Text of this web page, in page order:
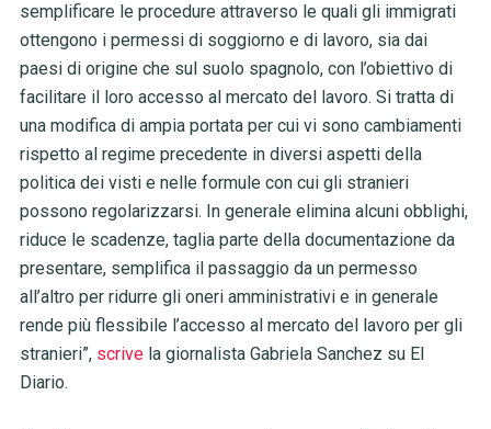
semplificare le procedure attraverso le quali gli immigrati
ottengono i permessi di soggiorno e di lavoro, sia dai
paesi di origine che sul suolo spagnolo, con l’obiettivo di
facilitare il loro accesso al mercato del lavoro. Si tratta di
una modifica di ampia portata per cui vi sono cambiamenti
rispetto al regime precedente in diversi aspetti della
politica dei visti e nelle formule con cui gli stranieri
possono regolarizzarsi. In generale elimina alcuni obblighi,
riduce le scadenze, taglia parte della documentazione da
presentare, semplifica il passaggio da un permesso
all’altro per ridurre gli oneri amministrativi e in generale
rende più flessibile l’accesso al mercato del lavoro per gli
stranieri”, scrivela giornalista Gabriela Sanchez su El
Diario.